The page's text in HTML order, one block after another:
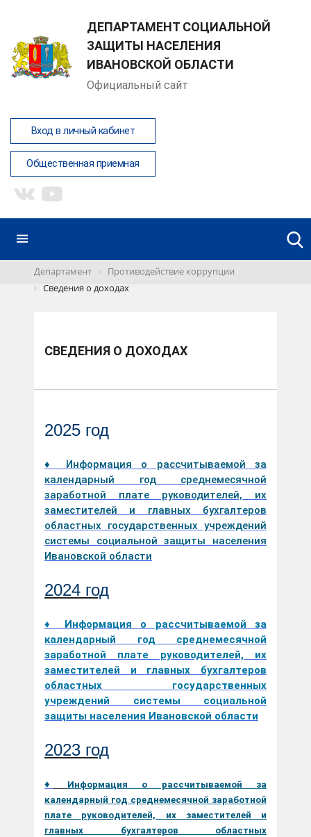
ДЕПАРТАМЕНТ СОЦИАЛЬНОЙ
ЗАЩИТЫ НАСЕЛЕНИЯ
ИВАНОВСКОЙ ОБЛАСТИ
Официальный сайт
Вход в личный кабинет
Общественная приемная
Департамент
Противодействие коррупции
Сведения о доходах
СВЕДЕНИЯ О ДОХОДАХ
2025 год
♦ Информация о рассчитываемой за
календарный год среднемесячной
заработной плате руководителей, их
заместителей и главных бухгалтеров
областных государственных учреждений
системы социальной защиты населения
Ивановской области
2024 год
♦ Информация о рассчитываемой за
календарный год среднемесячной
заработной плате руководителей, их
заместителей и главных бухгалтеров
областных государственных
учреждений системы социальной
защиты населения Ивановской области
2023 год
♦
Информация о рассчитываемой за
календарный год среднемесячной заработной
плате руководителей, их заместителей и
главных бухгалтеров областных